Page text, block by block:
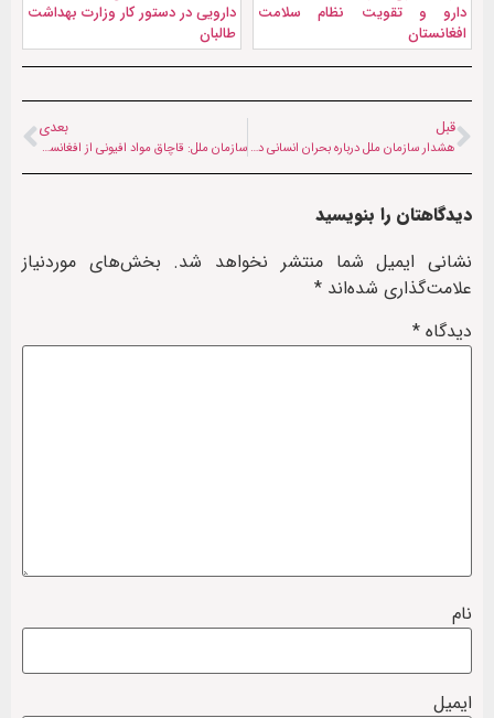
دارو و تقویت نظام سلامت
افغانستان
دارویی در دستور کار وزارت بهداشت
طالبان
قبل
هشدار سازمان ملل درباره بحران انسانی در افغانستان پس از آغاز موج جدید بازگشت‌کنندگان
بعدی
سازمان ملل: قاچاق مواد افیونی از افغانستان سالانه ۱۰ میلیارد دلار درآمد دارد
دیدگاهتان را بنویسید
نشانی ایمیل شما منتشر نخواهد شد. بخش‌های موردنیاز
علامت‌گذاری شده‌اند *
دیدگاه *
نام
ایمیل